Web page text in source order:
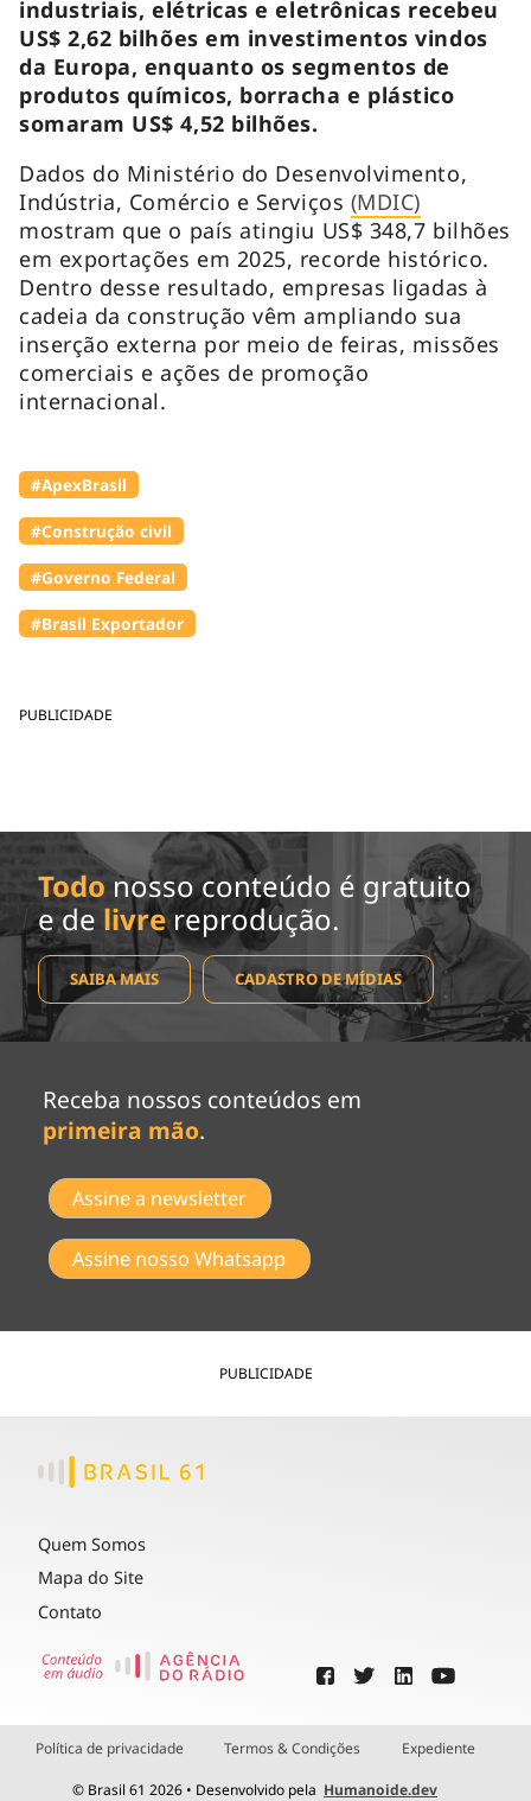
PUBLICIDADE
industriais, elétricas e eletrônicas recebeu
US$ 2,62 bilhões em investimentos vindos
da Europa, enquanto os segmentos de
produtos químicos, borracha e plástico
somaram US$ 4,52 bilhões.
Dados do Ministério do Desenvolvimento,
Indústria, Comércio e Serviços (MDIC)
mostram que o país atingiu US$ 348,7 bilhões
em exportações em 2025, recorde histórico.
Dentro desse resultado, empresas ligadas à
cadeia da construção vêm ampliando sua
inserção externa por meio de feiras, missões
comerciais e ações de promoção
internacional.
#ApexBrasil
#Construção civil
#Governo Federal
#Brasil Exportador
Todo nosso conteúdo é gratuito
e de livrereprodução.
SAIBA MAIS CADASTRO DE MÍDIAS
Receba nossos conteúdos em
primeira mão.
Assine a newsletter
Assine nosso Whatsapp
PUBLICIDADE
Quem Somos
Mapa do Site
Contato
Política de privacidade Termos & Condições Expediente
© Brasil 61 2026 • Desenvolvido pela Humanoide.dev